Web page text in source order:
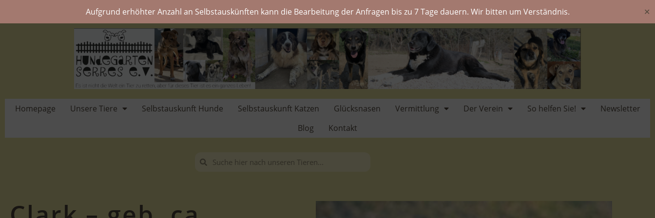
Aufgrund erhöhter Anzahl an Selbstauskünften kann die Bearbeitung der Anfragen bis zu 7 Tage dauern. Wir bitten um Verständnis. ✕
Homepage Unsere Tiere Selbstauskunft Hunde Selbstauskunft Katzen Glücksnasen Vermittlung Der Verein So helfen Sie!
Newsletter
Blog
Kontakt